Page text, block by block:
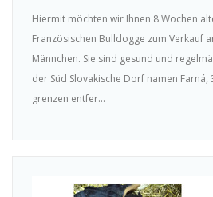
Hiermit möchten wir Ihnen 8 Wochen
Französischen Bulldogge zum Verkauf
Männchen. Sie sind gesund und
der Süd Slovakische Dorf namen
grenzen entfer...